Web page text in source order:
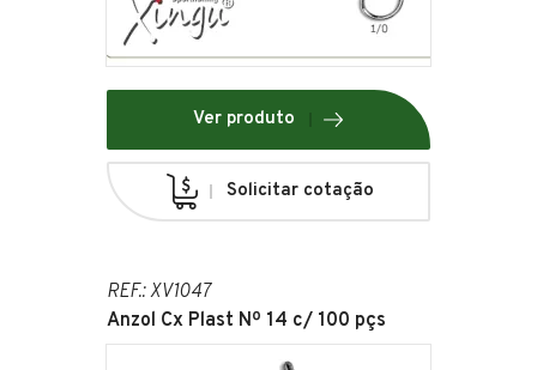
Ver produto
Solicitar cotação
REF.: XV1047
Anzol Cx Plast Nº 14 c/ 100 pçs